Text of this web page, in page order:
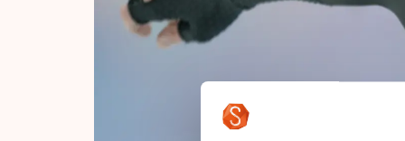
Olympische